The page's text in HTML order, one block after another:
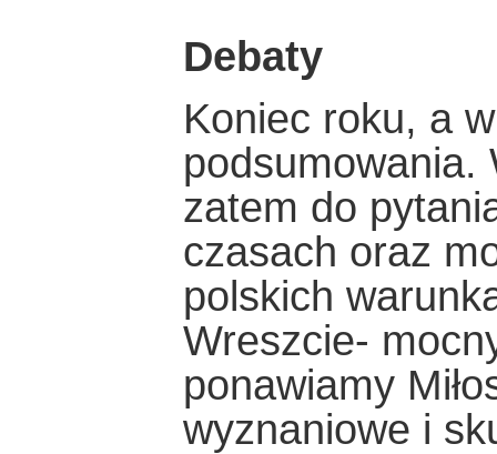
Debaty
Koniec roku, a
podsumowania.
zatem do
czasach oraz
polskich
Wreszcie-
ponawiamy
wyznaniowe i